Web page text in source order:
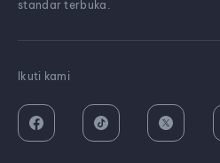
standar terbuka.
Ikuti kami